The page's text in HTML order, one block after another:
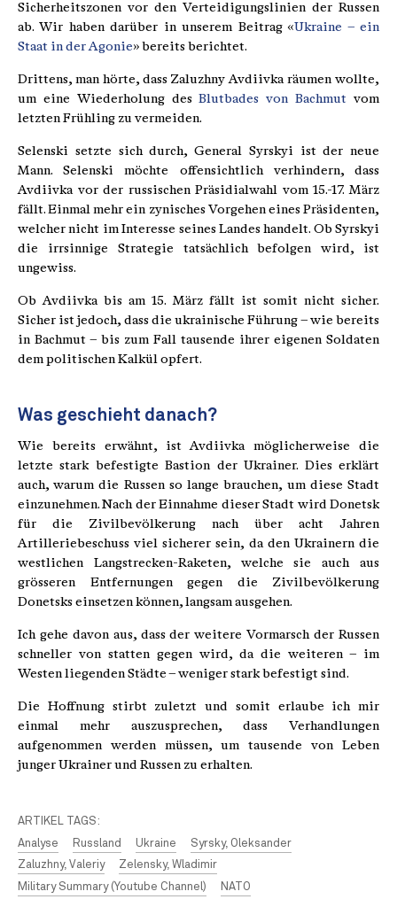
Sicherheitszonen vor den Verteidigungslinien der Russen
ab. Wir haben darüber in unserem Beitrag «Ukraine – ein
Staat in der Agonie» bereits berichtet.
Drittens, man hörte, dass Zaluzhny Avdiivka räumen wollte,
um eine Wiederholung desBlutbades von Bachmut vom
letzten Frühling zu vermeiden.
Selenski setzte sich durch, General Syrskyi ist der neue
Mann. Selenski möchte offensichtlich verhindern, dass
Avdiivka vor der russischen Präsidialwahl vom 15.-17. März
fällt. Einmal mehr ein zynisches Vorgehen eines Präsidenten,
welcher nicht im Interesse seines Landes handelt. Ob Syrskyi
die irrsinnige Strategie tatsächlich befolgen wird, ist
ungewiss.
Ob Avdiivka bis am 15. März fällt ist somit nicht sicher.
Sicher ist jedoch, dass die ukrainische Führung – wie bereits
in Bachmut – bis zum Fall tausende ihrer eigenen Soldaten
dem politischen Kalkül opfert.
Was geschieht danach?
Wie bereits erwähnt, ist Avdiivka möglicherweise die
letzte stark befestigte Bastion der Ukrainer. Dies erklärt
auch, warum die Russen so lange brauchen, um diese Stadt
einzunehmen. Nach der Einnahme dieser Stadt wird Donetsk
für die Zivilbevölkerung nach über acht Jahren
Artilleriebeschuss viel sicherer sein, da den Ukrainern die
westlichen Langstrecken-Raketen, welche sie auch aus
grösseren Entfernungen gegen die Zivilbevölkerung
Donetsks einsetzen können, langsam ausgehen.
Ich gehe davon aus, dass der weitere Vormarsch der Russen
schneller von statten gegen wird, da die weiteren – im
Westen liegenden Städte – weniger stark befestigt sind.
Die Hoffnung stirbt zuletzt und somit erlaube ich mir
einmal mehr auszusprechen, dass Verhandlungen
aufgenommen werden müssen, um tausende von Leben
junger Ukrainer und Russen zu erhalten.
ARTIKEL TAGS:
Analyse
Russland Ukraine
Syrsky, Oleksander
Zaluzhny, Valeriy
Zelensky, Wladimir
Military Summary (Youtube Channel)
NATO